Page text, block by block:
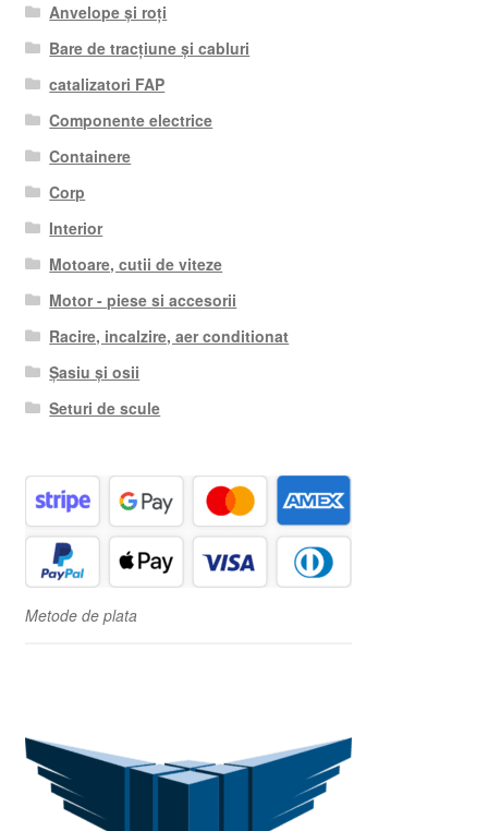
Anvelope și roți
Bare de tracțiune și cabluri
catalizatori FAP
Componente electrice
Containere
Corp
Interior
Motoare, cutii de viteze
Motor - piese si accesorii
Racire, incalzire, aer conditionat
Șasiu și osii
Seturi de scule
Metode de plata